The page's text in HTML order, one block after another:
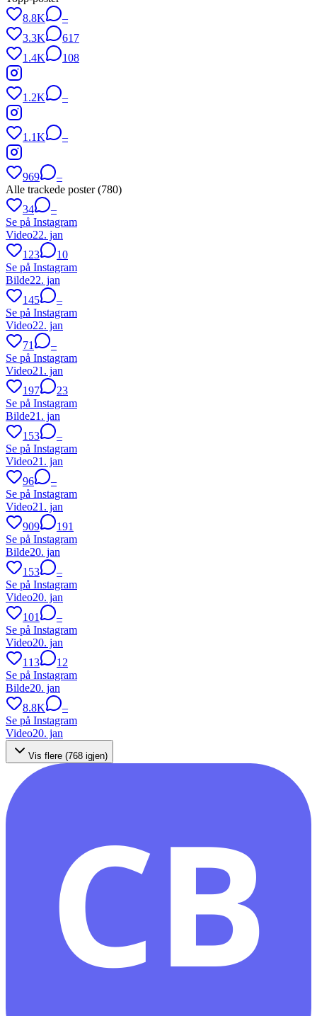
8.8K
–
3.3K
617
1.4K
108
1.2K –
1.1K –
969
–
Alle trackede poster (780)
34
–
Se på Instagram
Video22. jan
123
10
Se på Instagram
Bilde22. jan
145
–
Se på Instagram
Video22. jan
71
–
Se på Instagram
Video21. jan
197
23
Se på Instagram
Bilde21. jan
153
–
Se på Instagram
Video21. jan
96
–
Se på Instagram
Video21. jan
909
191
Se på Instagram
Bilde20. jan
153
–
Se på Instagram
Video20. jan
101
–
Se på Instagram
Video20. jan
113
12
Se på Instagram
Bilde20. jan
8.8K
–
Se på Instagram
Video20. jan
Vis flere (768 igjen)
CB